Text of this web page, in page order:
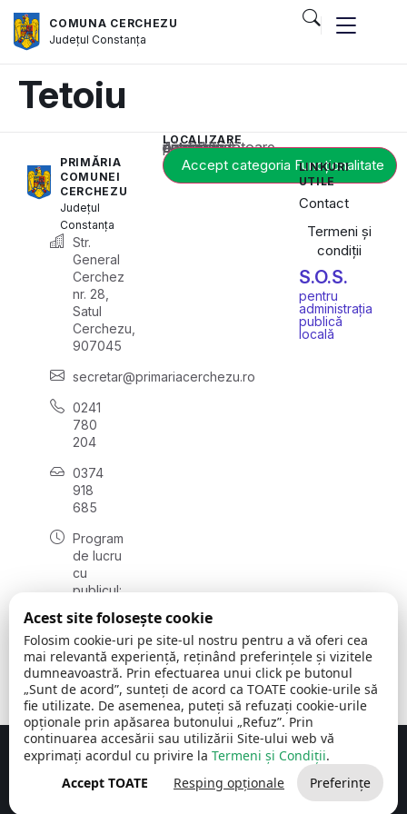
COMUNA CERCHEZU
JudețulConstanța
Tetoiu
PRIMĂRIA
COMUNEI
CERCHEZU
Județul
Constanța
Str.
General
Cerchez
nr. 28,
Satul
Cerchezu,
907045
secretar@primariacerchezu.ro
0241
780
204
0374
918
685
Program
de lucru
cu
publicul:
08:00 -
16:30
, vineri:
08:00 -
14:00
LOCALIZARE
Acest conținut este blocat până când acceptați categoria corespunzătoare de cookie-uri.
Accept categoria Funcționalitate
LINKURI
UTILE
Contact
Termeni și
condiții
S.O.S.
pentru
administrația
publică
locală
Comuna Cerchezu © 2026Toate drepturile rezervate
Concept realizat de Big Media Relații Publice SRL
Acest site folosește cookie
Folosim cookie-uri pe site-ul nostru pentru a vă oferi cea
mai relevantă experiență, reținând preferințele și vizitele
dumneavoastră. Prin efectuarea unui click pe butonul
„Sunt de acord”, sunteți de acord ca TOATE cookie-urile să
fie utilizate. De asemenea, puteți să refuzați cookie-urile
opționale prin apăsarea butonului „Refuz”. Prin
continuarea accesării sau utilizării Site-ului web vă
exprimați acordul cu privire la Termeni și Condiții.
Accept TOATE
Resping opționale Preferințe